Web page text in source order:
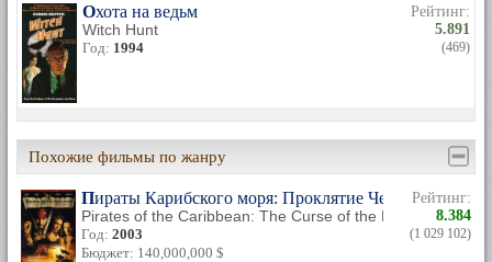
Охота на ведьм
Witch Hunt
Год: 1994
Рейтинг:
5.891
(469)
Похожие фильмы по жанру
Пираты Карибского моря: Проклятие Черной
Pirates of the Caribbean: The Curse of the Black Pearl
Год: 2003
Бюджет: 140,000,000 $
Рейтинг:
8.384
(1 029 102)